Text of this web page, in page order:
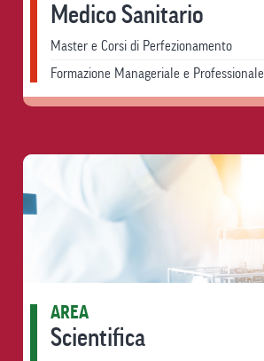
Medico Sanitario
Master e Corsi di Perfezionamento
Formazione Manageriale e Professionale
AREA
Scientifica